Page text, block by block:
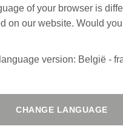
of your browser is
on our website. Would
version: België -
CHANGE LANGUAGE